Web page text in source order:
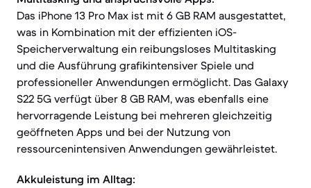
Das iPhone 13 Pro Max ist mit 6 GB RAM ausgestattet,
was in Kombination mit der effizienten iOS-
Speicherverwaltung ein reibungsloses Multitasking
und die Ausführung grafikintensiver Spiele und
professioneller Anwendungen ermöglicht. Das Galaxy
S22 5G verfügt über 8 GB RAM, was ebenfalls eine
hervorragende Leistung bei mehreren gleichzeitig
geöffneten Apps und bei der Nutzung von
ressourcenintensiven Anwendungen gewährleistet.
Akkuleistung im Alltag: